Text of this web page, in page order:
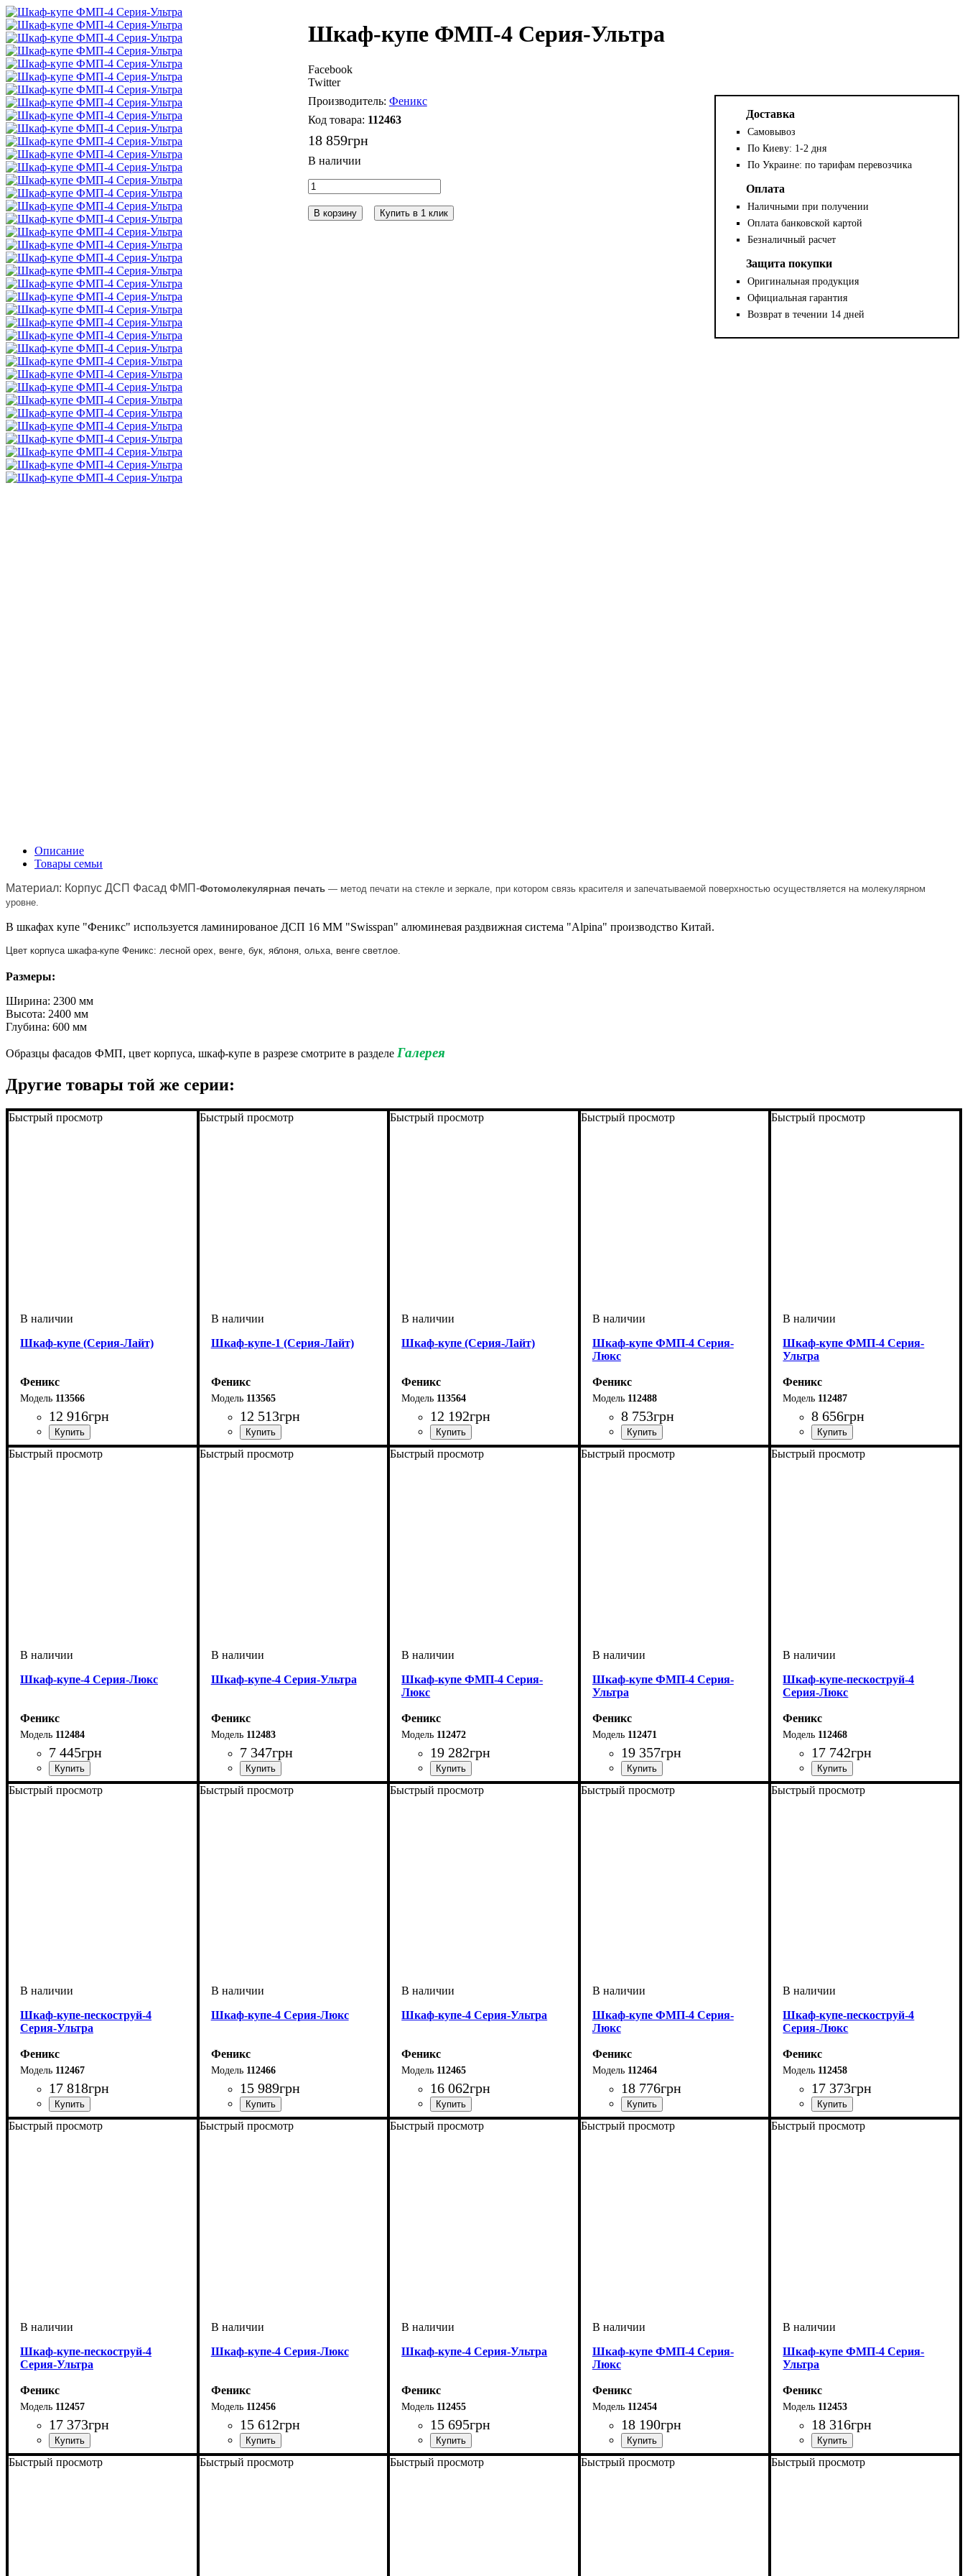
Шкаф-купе ФМП-4 Серия-Ультра
Facebook
Twitter
Феникс
112463
18 859грн
В корзину Купить в 1 клик
Доставка
Самовывоз
По Киеву: 1-2 дня
По Украине: по тарифам перевозчика
Оплата
Наличными при получении
Оплата банковской картой
Безналичный расчет
Защита покупки
Оригинальная продукция
Официальная гарантия
Возврат в течении 14 дней
Описание
Товары семьи
Материал: Корпус ДСП Фасад ФМП-Фотомолекулярная печать — метод печати на стекле и зеркале, при котором связь красителя и запечатываемой поверхностью осуществляется на молекулярном
уровне.
В шкафах купе "Феникс" используется ламинированое ДСП 16 ММ "Swisspan" алюминевая раздвижная система "Alpina" производство Китай.
Цвет корпуса шкафа-купе Феникс: лесной орех, венге, бук, яблоня, ольха, венге светлое.
Размеры:
Ширина: 2300 мм
Высота: 2400 мм
Глубина: 600 мм
Образцы фасадов ФМП, цвет корпуса, шкаф-купе в разрезе смотрите в разделе Галерея
Другие товары той же серии:
Быстрый просмотр
Шкаф-купе (Серия-Лайт)
Феникс
113566
12 916грн
Быстрый просмотр
Шкаф-купе-1 (Серия-Лайт)
Феникс
113565
12 513грн
Быстрый просмотр
Шкаф-купе (Серия-Лайт)
Феникс
113564
12 192грн
Быстрый просмотр
Шкаф-купе ФМП-4 Серия-
Люкс
Феникс
112488
8 753грн
Быстрый просмотр
Шкаф-купе ФМП-4 Серия-
Ультра
Феникс
112487
8 656грн
Быстрый просмотр
Шкаф-купе-4 Cерия-Люкс
Феникс
112484
7 445грн
Быстрый просмотр
Шкаф-купе-4 Cерия-Ультра
Феникс
112483
7 347грн
Быстрый просмотр
Шкаф-купе ФМП-4 Серия-
Люкс
Феникс
112472
19 282грн
Быстрый просмотр
Шкаф-купе ФМП-4 Серия-
Ультра
Феникс
112471
19 357грн
Быстрый просмотр
Шкаф-купе-пескоструй-4
Серия-Люкс
Феникс
112468
17 742грн
Быстрый просмотр
Шкаф-купе-пескоструй-4
Серия-Ультра
Феникс
112467
17 818грн
Быстрый просмотр
Шкаф-купе-4 Серия-Люкс
Феникс
112466
15 989грн
Быстрый просмотр
Шкаф-купе-4 Серия-Ультра
Феникс
112465
16 062грн
Быстрый просмотр
Шкаф-купе ФМП-4 Серия-
Люкс
Феникс
112464
18 776грн
Быстрый просмотр
Шкаф-купе-пескоструй-4
Серия-Люкс
Феникс
112458
17 373грн
Быстрый просмотр
Шкаф-купе-пескоструй-4
Серия-Ультра
Феникс
112457
17 373грн
Быстрый просмотр
Шкаф-купе-4 Серия-Люкс
Феникс
112456
15 612грн
Быстрый просмотр
Шкаф-купе-4 Серия-Ультра
Феникс
112455
15 695грн
Быстрый просмотр
Шкаф-купе ФМП-4 Серия-
Люкс
Феникс
112454
18 190грн
Быстрый просмотр
Шкаф-купе ФМП-4 Серия-
Ультра
Феникс
112453
18 316грн
Быстрый просмотр Быстрый просмотр Быстрый просмотр Быстрый просмотр Быстрый просмотр